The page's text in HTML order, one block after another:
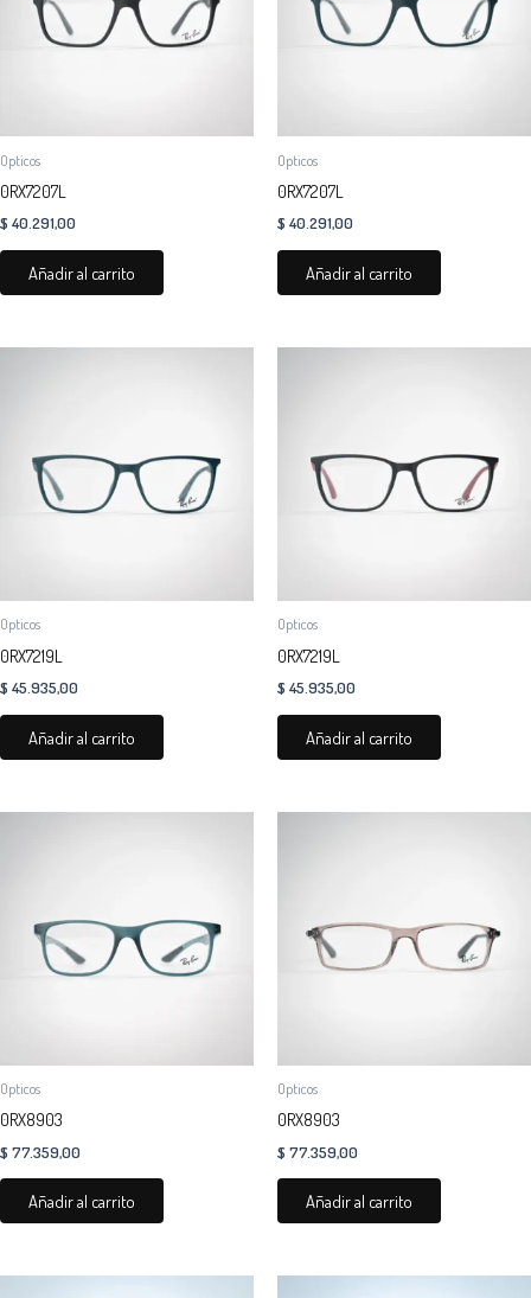
Opticos
0RX7207L
$ 40.291,00
Añadir al carrito
Opticos
0RX7207L
$ 40.291,00
Añadir al carrito
Opticos
0RX7219L
$ 45.935,00
Añadir al carrito
Opticos
0RX7219L
$ 45.935,00
Añadir al carrito
Opticos
0RX8903
$ 77.359,00
Añadir al carrito
Opticos
0RX8903
$ 77.359,00
Añadir al carrito